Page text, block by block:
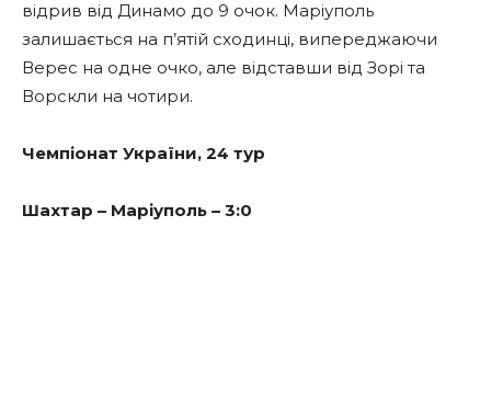
відрив від Динамо до 9 очок. Маріуполь
залишається на п’ятій сходинці, випереджаючи
Верес на одне очко, але відставши від Зорі та
Ворскли на чотири.
Чемпіонат України, 24 тур
Шахтар – Маріуполь – 3:0